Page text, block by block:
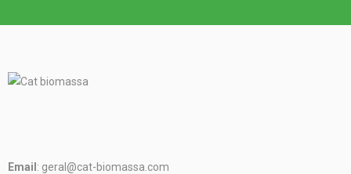
Email : geral@cat-biomassa.com